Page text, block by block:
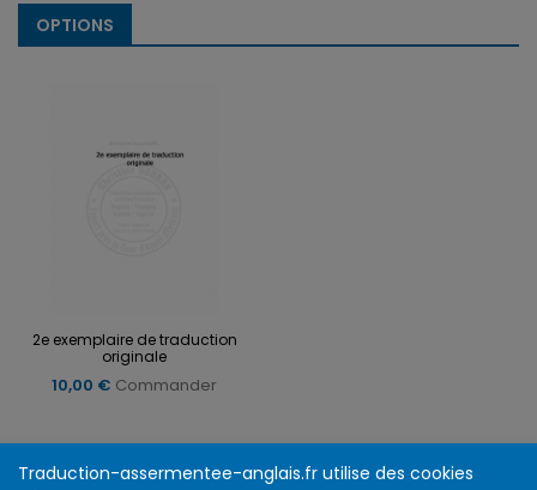
OPTIONS
2e exemplaire de traduction
originale
10,00 € Commander
Infos et
Traduction-assermentee-anglais.fr utilise des cookies